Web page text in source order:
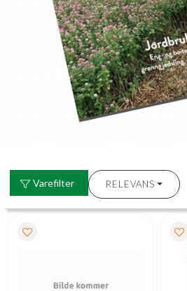
Varefilter RELEVANS